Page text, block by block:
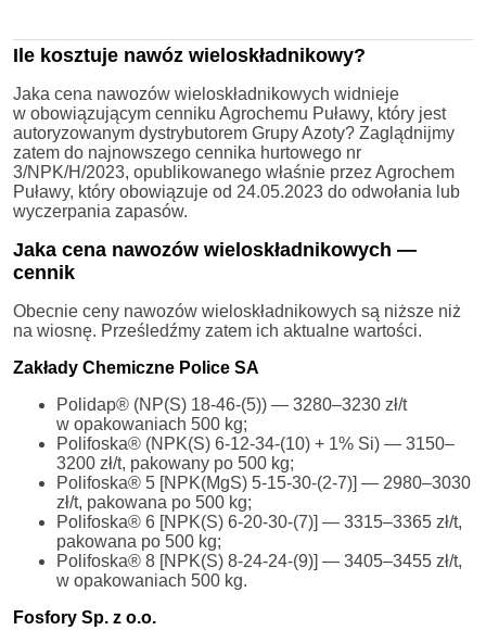
Ile kosztuje nawóz wieloskładnikowy?
Jaka cena nawozów wieloskładnikowych widnieje
w obowiązującym cenniku Agrochemu Puławy, który jest
autoryzowanym dystrybutorem Grupy Azoty? Zaglądnijmy
zatem do najnowszego cennika hurtowego nr
3/NPK/H/2023, opublikowanego właśnie przez Agrochem
Puławy, który obowiązuje od 24.05.2023 do odwołania lub
wyczerpania zapasów.
Jaka cena nawozów wieloskładnikowych —
cennik
Obecnie ceny nawozów wieloskładnikowych są niższe niż
na wiosnę. Prześledźmy zatem ich aktualne wartości.
Zakłady Chemiczne Police SA
Polidap® (NP(S) 18-46-(5)) — 3280–3230 zł/t
w opakowaniach 500 kg;
Polifoska® (NPK(S) 6-12-34-(10) + 1% Si) — 3150–
3200 zł/t, pakowany po 500 kg;
Polifoska® 5 [NPK(MgS) 5-15-30-(2-7)] — 2980–3030
zł/t, pakowana po 500 kg;
Polifoska® 6 [NPK(S) 6-20-30-(7)] — 3315–3365 zł/t,
pakowana po 500 kg;
Polifoska® 8 [NPK(S) 8-24-24-(9)] — 3405–3455 zł/t,
w opakowaniach 500 kg.
Fosfory Sp. z o.o.